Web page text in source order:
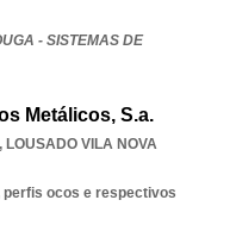
- SISTEMAS DE
Metálicos, S.a.
, LOUSADO VILA NOVA
perfis ocos e respectivos